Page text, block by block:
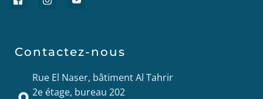
Contactez-nous
Rue El Naser, bâtiment Al Tahrir
2e étage, bureau 202